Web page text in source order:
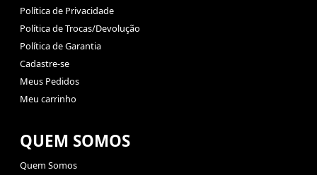
Política de Privacidade
Política de Trocas/Devolução
Política de Garantia
Cadastre-se
Meus Pedidos
Meu carrinho
QUEM SOMOS
Quem Somos